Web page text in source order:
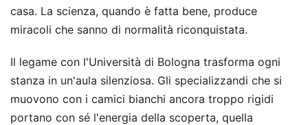
casa. La scienza, quando è fatta bene, produce
miracoli che sanno di normalità riconquistata.
Il legame con l'Università di Bologna trasforma ogni
stanza in un'aula silenziosa. Gli specializzandi che si
muovono con i camici bianchi ancora troppo rigidi
portano con sé l'energia della scoperta, quella